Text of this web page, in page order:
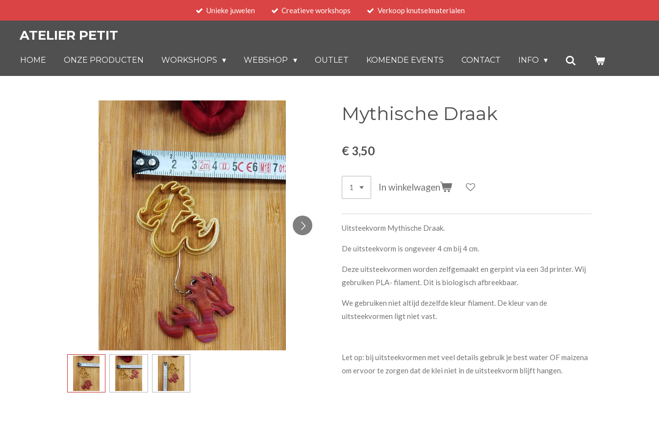
hoofdinhoud
Unieke juwelen Creatieve workshops Verkoop knutselmaterialen
ATELIER PETIT
HOME ONZE PRODUCTEN WORKSHOPS WEBSHOP OUTLET KOMENDE EVENTS CONTACT INFO
Mythische Draak
€ 3,50
In winkelwagen
Uitsteekvorm Mythische Draak.
De uitsteekvorm is ongeveer 4 cm bij 4 cm.
Deze uitsteekvormen worden zelfgemaakt en gerpint via een 3d printer. Wij
gebruiken PLA- filament. Dit is biologisch afbreekbaar.
We gebruiken niet altijd dezelfde kleur filament. De kleur van de
uitsteekvormen ligt niet vast.
Let op: bij uitsteekvormen met veel details gebruik je best water OF maizena
om ervoor te zorgen dat de klei niet in de uitsteekvorm blijft hangen.